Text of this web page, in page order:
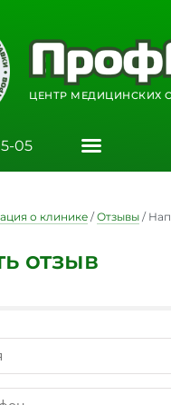
ЦЕНТР МЕДИЦИНСКИХ
05
о клинике /Отзывы /
отзыв